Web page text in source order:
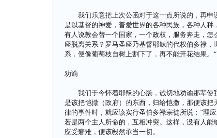
我们乐意把上次公函对于这一点所说的，再申
是以基督的神爱，普爱世界的各种民族，各种人
有人说教会替一个国家，一个政权，服务奔走，
座脱离关系？罗马圣座乃基督耶稣的代权伯多禄
系，便像葡萄枝自树上割下了，再不能开花结果。“
劝谕
我们于今怀着耶稣的心肠，诚切地劝谕那辈使
是该把恺撒（政府）的东西，归给恺撒，那便该
律的事件时，就应该实行圣伯多禄宗徒所说：”理
若是两个主人所命的，互相冲突。这样，没有人
应受窘难，便该毅然承当一切。